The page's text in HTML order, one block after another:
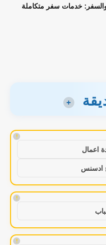
خدمات سفر متكاملة
+
!
اعمال
ادسنس
!
!